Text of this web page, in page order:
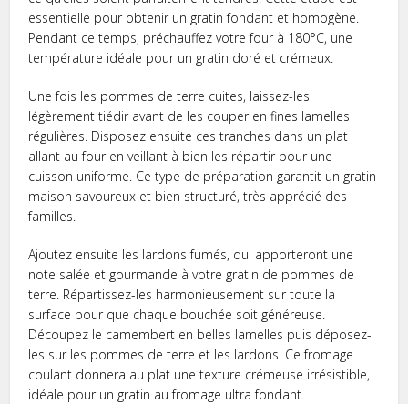
essentielle pour obtenir un gratin fondant et homogène.
Pendant ce temps, préchauffez votre four à 180°C, une
température idéale pour un gratin doré et crémeux.
Une fois les pommes de terre cuites, laissez-les
légèrement tiédir avant de les couper en fines lamelles
régulières. Disposez ensuite ces tranches dans un plat
allant au four en veillant à bien les répartir pour une
cuisson uniforme. Ce type de préparation garantit un gratin
maison savoureux et bien structuré, très apprécié des
familles.
Ajoutez ensuite les lardons fumés, qui apporteront une
note salée et gourmande à votre gratin de pommes de
terre. Répartissez-les harmonieusement sur toute la
surface pour que chaque bouchée soit généreuse.
Découpez le camembert en belles lamelles puis déposez-
les sur les pommes de terre et les lardons. Ce fromage
coulant donnera au plat une texture crémeuse irrésistible,
idéale pour un gratin au fromage ultra fondant.